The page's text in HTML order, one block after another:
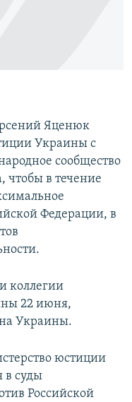
Яценюк
Украины с
сообщество
чтобы в течение
Федерации, в
коллегии
22 июня,
Украины.
юстиции
в суды
Российской